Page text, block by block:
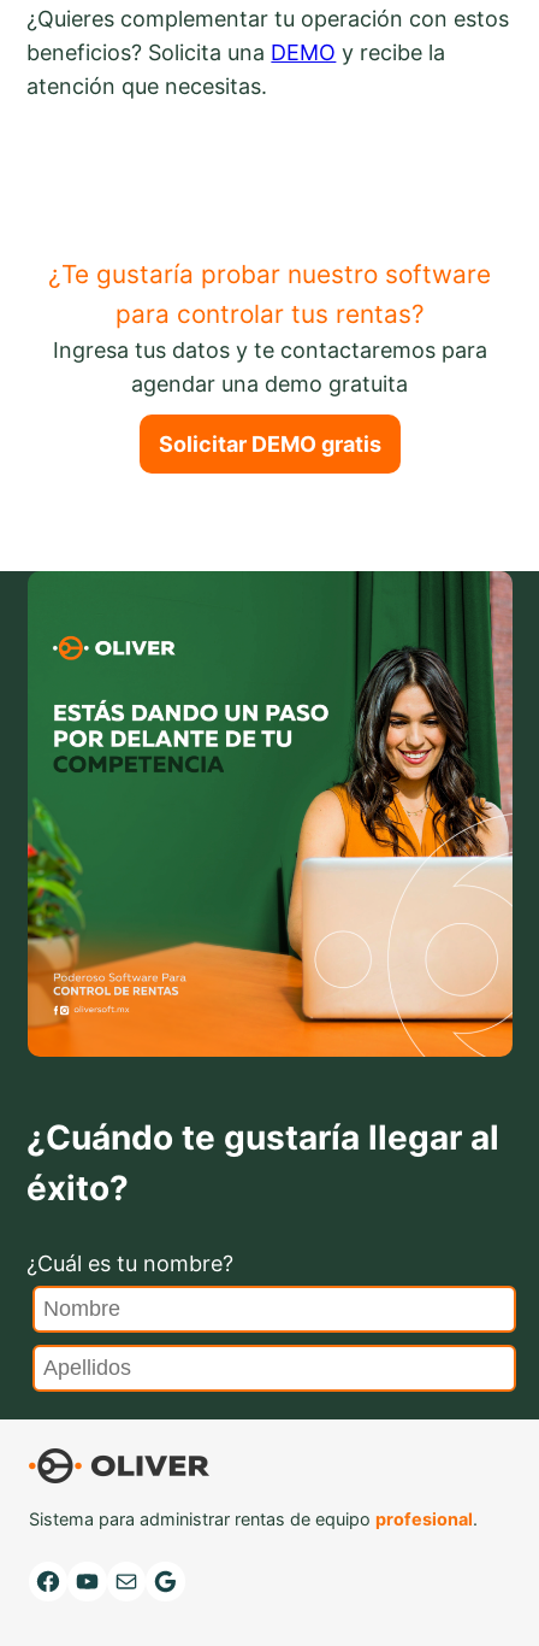
¿Quieres complementar tu operación con estos
beneficios? Solicita una DEMO y recibe la
atención que necesitas.
¿Te gustaría probar nuestro software
para controlar tus rentas?
Ingresa tus datos y te contactaremos para
agendar una demo gratuita
Solicitar DEMO gratis
¿Cuándo te gustaría llegar al
éxito?
¿Cuál es tu nombre?
Sistema para administrar rentas de equipo profesional.
Facebook YouTube Mail Google